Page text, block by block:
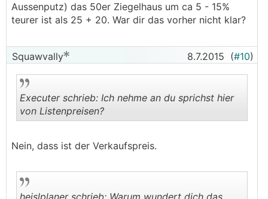
Aussenputz) das 50er Ziegelhaus um ca 5 - 15%
teurer ist als 25 + 20. War dir das vorher nicht klar?
Squawvally 8.7.2015 (#10)
..
Executer schrieb: Ich nehme an du sprichst hier
von Listenpreisen?
Nein, dass ist der Verkaufspreis.
heislplaner schrieb: Warum wundert dich das